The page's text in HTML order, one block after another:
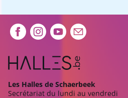
Extra navigation
Les Halles de Schaerbeek
Secrétariat du lundi au vendredi